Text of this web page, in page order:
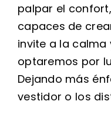
palpar el
capaces de
invite a la calma
optaremos por
Dejando más
vestidor o los